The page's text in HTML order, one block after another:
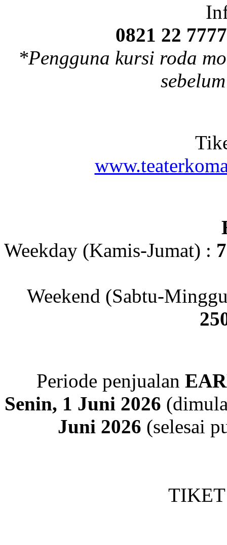
0821 22
*Pengguna kursi roda
Weekday (Kamis-Jumat) :
Weekend (Sabtu-
Periode penjualan
Senin, 1 Juni 2026
Juni 2026 (selesai